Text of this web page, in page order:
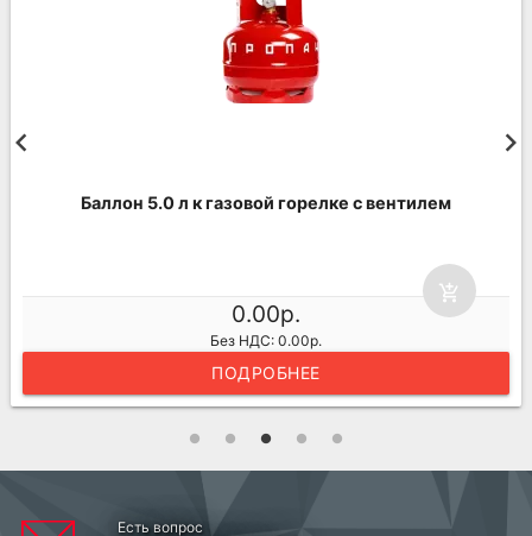
Баллон 5.0 л к газовой горелке с вентилем
add_shopping_cart
0.00р.
Без НДС: 0.00р.
ПОДРОБНЕЕ
Есть вопрос